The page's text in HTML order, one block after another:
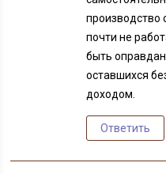
производство
почти не
быть
оставшихся
доходом.
Ответить